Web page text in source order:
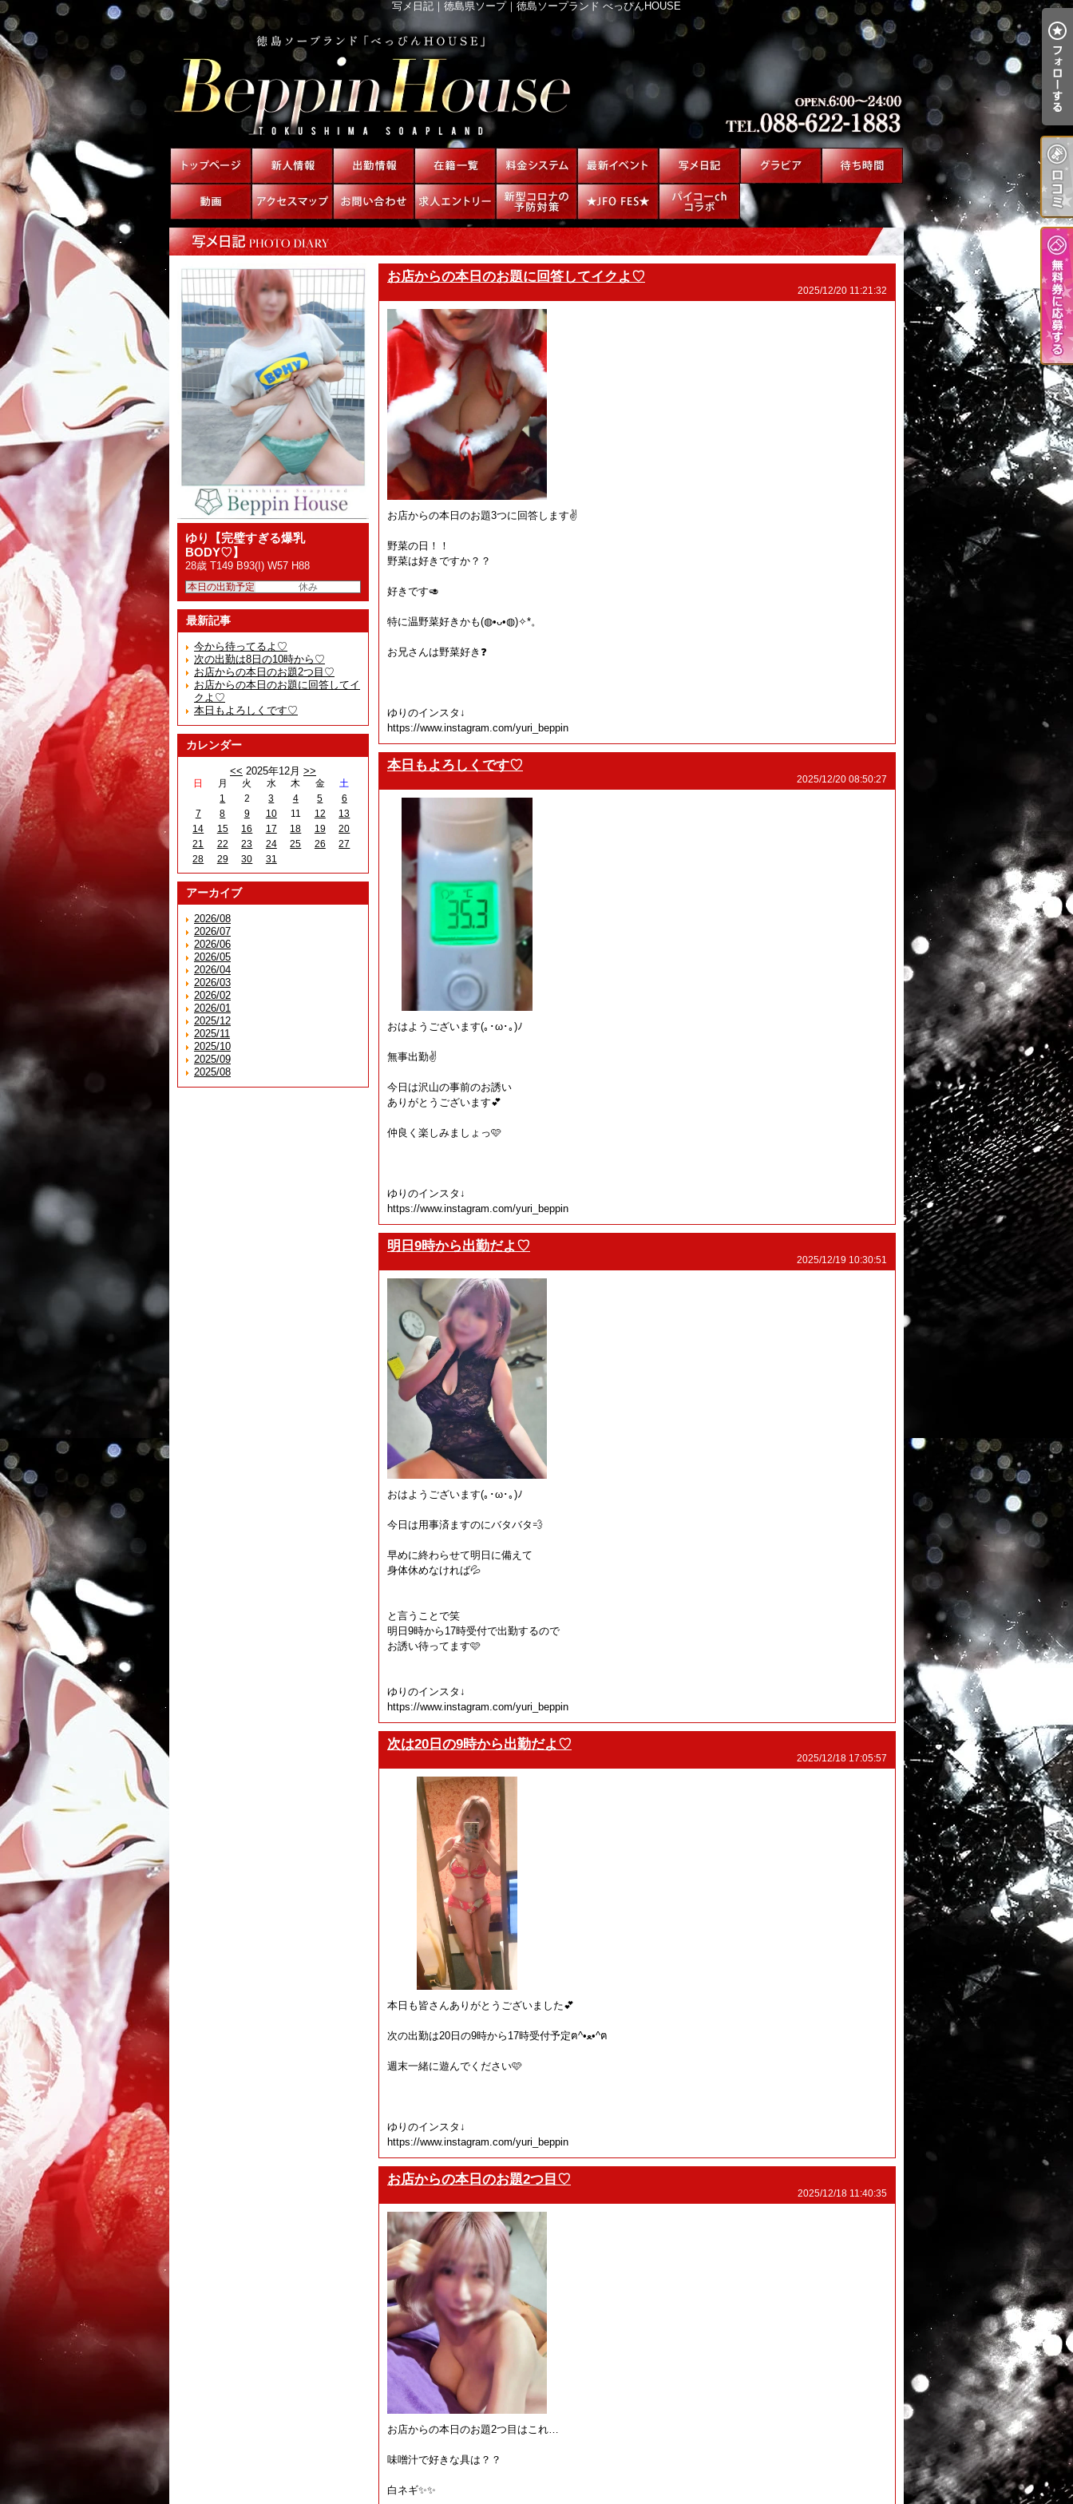
写メ日記｜徳島県ソープ｜徳島ソープランド べっぴんHOUSE
ゆり【完璧すぎる爆乳
BODY♡】
28歳 T149 B93(I) W57 H88
本日の出勤予定 休み
最新記事
今から待ってるよ♡
次の出勤は8日の10時から♡
お店からの本日のお題2つ目♡
お店からの本日のお題に回答してイ
クよ♡
本日もよろしくです♡
カレンダー
<< 2025年12月 >>
日 月 火 水 木 金
土
1
2 3 4 5
6
7
8 9 10 11 12
13
14
15 16 17 18 19
20
21
22 23 24 25 26
27
28
29 30 31
アーカイブ
2026/08
2026/07
2026/06
2026/05
2026/04
2026/03
2026/02
2026/01
2025/12
2025/11
2025/10
2025/09
2025/08
お店からの本日のお題に回答してイクよ♡
2025/12/20 11:21:32
お店からの本日のお題3つに回答します✌️
野菜の日！！
野菜は好きですか？？
好きです🥑
特に温野菜好きかも(⁠◍⁠•⁠ᴗ⁠•⁠◍⁠)⁠✧⁠*⁠。
お兄さんは野菜好き❓
ゆりのインスタ↓
https://www.instagram.com/yuri_beppin
本日もよろしくです♡
2025/12/20 08:50:27
おはようございます(⁠｡⁠･⁠ω⁠･⁠｡⁠)⁠ﾉ⁠
無事出勤✌️
今日は沢山の事前のお誘い
ありがとうございます💕
仲良く楽しみましょっ🩷
ゆりのインスタ↓
https://www.instagram.com/yuri_beppin
明日9時から出勤だよ♡
2025/12/19 10:30:51
おはようございます(⁠｡⁠･⁠ω⁠･⁠｡⁠)⁠ﾉ⁠
今日は用事済ますのにバタバタ💨
早めに終わらせて明日に備えて
身体休めなければ💦
と言うことで笑
明日9時から17時受付で出勤するので
お誘い待ってます🩷
ゆりのインスタ↓
https://www.instagram.com/yuri_beppin
次は20日の9時から出勤だよ♡
2025/12/18 17:05:57
本日も皆さんありがとうございました💕
次の出勤は20日の9時から17時受付予定ฅ⁠^⁠•⁠ﻌ⁠•⁠^⁠ฅ
週末一緒に遊んでください🩷
ゆりのインスタ↓
https://www.instagram.com/yuri_beppin
お店からの本日のお題2つ目♡
2025/12/18 11:40:35
お店からの本日のお題2つ目はこれ…
味噌汁で好きな具は？？
白ネギ✨✨